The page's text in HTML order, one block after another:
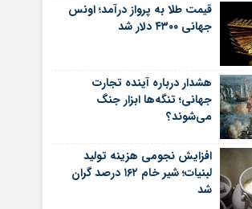
قیمت طلا به پرواز درآمد؛ اونس
جهانی ۴۳۰۰ دلار شد
هشدار درباره آینده تجارت
جهانی؛ تنگه‌ها ابزار جنگ
می‌شوند؟
افزایش نجومی هزینه تولید
لبنیات؛ شیر خام ۱۶۲ درصد گران
شد